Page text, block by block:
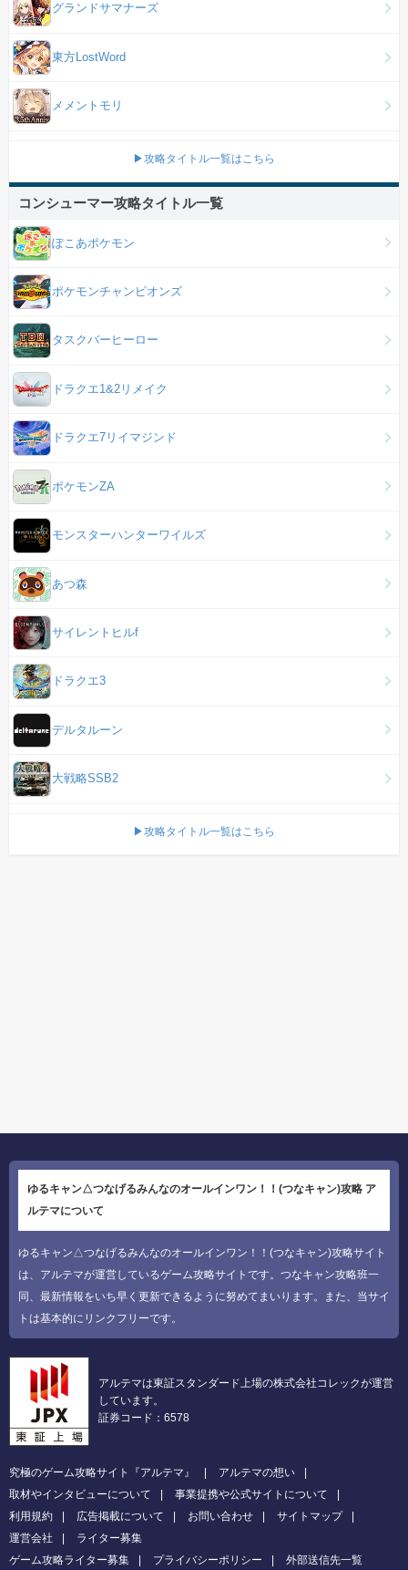
グランドサマナーズ
東方LostWord
メメントモリ
▶攻略タイトル一覧はこちら
コンシューマー攻略タイトル一覧
ぽこあポケモン
ポケモンチャンピオンズ
タスクバーヒーロー
ドラクエ1&2リメイク
ドラクエ7リイマジンド
ポケモンZA
モンスターハンターワイルズ
あつ森
サイレントヒルf
ドラクエ3
デルタルーン
大戦略SSB2
▶攻略タイトル一覧はこちら
ゆるキャン△つなげるみんなのオールインワン！！(つなキャン)攻略 ア
ルテマについて
ゆるキャン△つなげるみんなのオールインワン！！(つなキャン)攻略サイト
は、アルテマが運営しているゲーム攻略サイトです。つなキャン攻略班一
同、最新情報をいち早く更新できるように努めてまいります。また、当サイ
トは基本的にリンクフリーです。
アルテマは東証スタンダード上場の株式会社コレックが運営
しています。
証券コード：6578
究極のゲーム攻略サイト『アルテマ』
アルテマの想い
取材やインタビューについて
事業提携や公式サイトについて
利用規約
広告掲載について お問い合わせ
サイトマップ
運営会社
ライター募集
ゲーム攻略ライター募集
プライバシーポリシー 外部送信先一覧